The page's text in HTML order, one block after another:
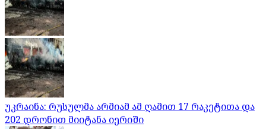
უკრაინა: რუსულმა არმიამ ამ ღამით 17 რაკეტითა და
202 დრონით მიიტანა იერიში